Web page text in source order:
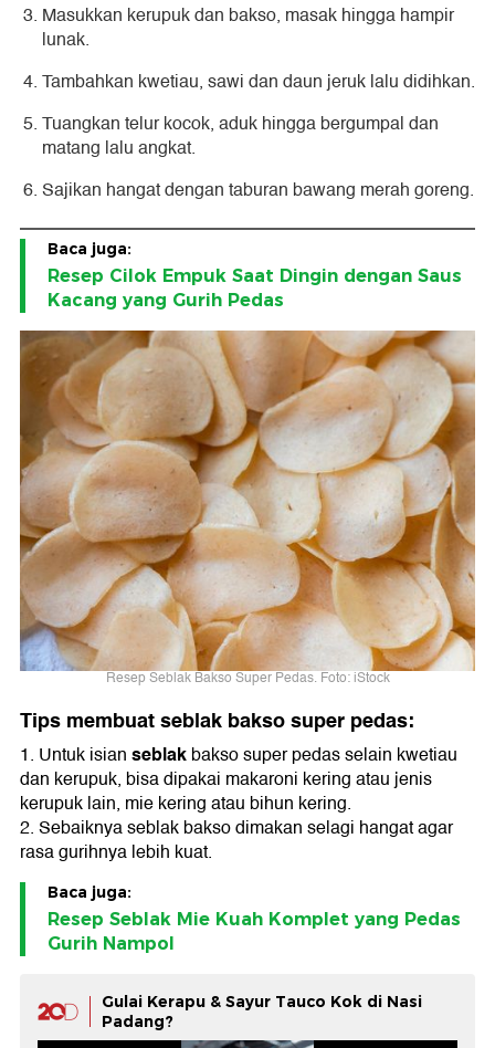
Masukkan kerupuk dan bakso, masak hingga hampir
lunak.
Tambahkan kwetiau, sawi dan daun jeruk lalu didihkan.
Tuangkan telur kocok, aduk hingga bergumpal dan
matang lalu angkat.
Sajikan hangat dengan taburan bawang merah goreng.
Baca juga:
Resep Cilok Empuk Saat Dingin dengan Saus
Kacang yang Gurih Pedas
Resep Seblak Bakso Super Pedas. Foto: iStock
Tips membuat seblak bakso super pedas:
1. Untuk isianseblakbakso super pedas selain kwetiau
dan kerupuk, bisa dipakai makaroni kering atau jenis
kerupuk lain, mie kering atau bihun kering.
2. Sebaiknya seblak bakso dimakan selagi hangat agar
rasa gurihnya lebih kuat.
Baca juga:
Resep Seblak Mie Kuah Komplet yang Pedas
Gurih Nampol
Gulai Kerapu & Sayur Tauco Kok di Nasi
Padang?